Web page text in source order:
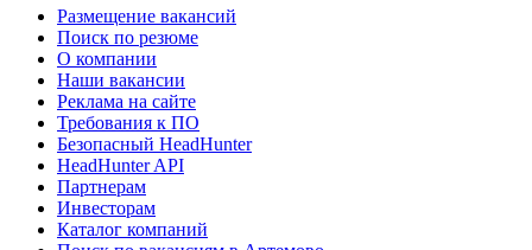
Размещение вакансий
Поиск по резюме
О компании
Наши вакансии
Реклама на сайте
Требования к ПО
Безопасный HeadHunter
HeadHunter API
Партнерам
Инвесторам
Каталог компаний